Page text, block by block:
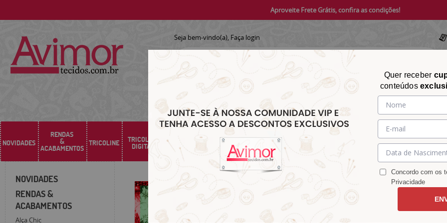
Aproveite Frete Grátis, confira as condições!
Seja bem-vindo(a), Faça login
NOVIDADES
RENDAS
&
ACABAMENTOS
TRICOLINE TRICOLINE
DIGITAL SARJA SINTÉTICOS
CHITÃO TRICÔ
TECIDOS E
AVIAMENTOS
&
ACESSÓRIOS
TECIDOS
PARA
DECORAÇÃO
NOVIDADES
RENDAS &
ACABAMENTOS
Alça Chic
Quer receber
conteúdos
Concordo com os
Privacidade